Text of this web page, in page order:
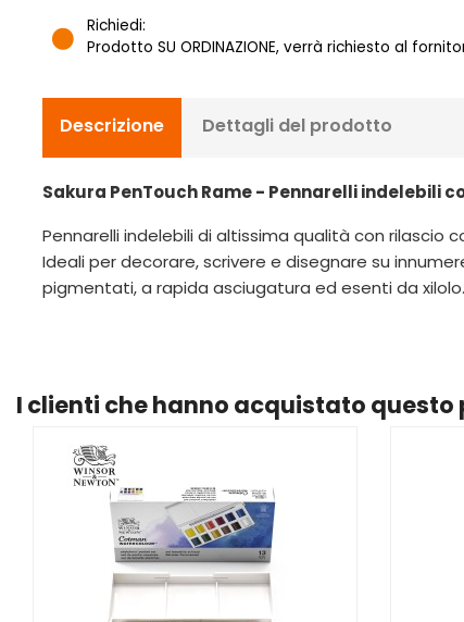
Richiedi:
Prodotto SU ORDINAZIONE, verrà richiesto al
Descrizione Dettagli del prodotto
Sakura PenTouch Rame - Pennarelli indelebili
Pennarelli indelebili di altissima qualità con rilascio
Ideali per decorare, scrivere e disegnare su
pigmentati, a rapida asciugatura ed esenti da
I clienti che hanno acquistato